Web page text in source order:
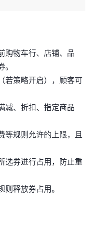
购物车行、店铺、品
若策略开启），顾客可
减、折扣、指定商品
等规则允许的上限，且
选券进行占用，防止重
释放券占用。